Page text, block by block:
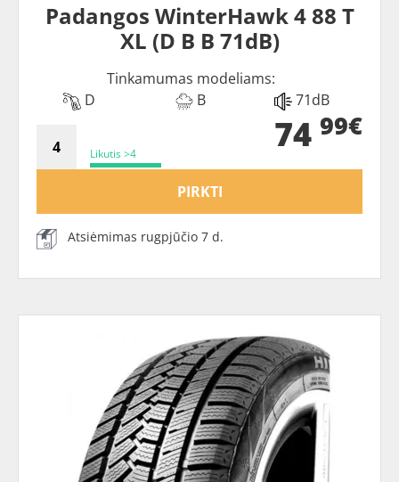
Padangos WinterHawk 4 88 T
XL (D B B 71dB)
Tinkamumas modeliams:
D
B 71dB
Likutis >4 74 99€
PIRKTI
Atsiėmimas rugpjūčio 7 d.